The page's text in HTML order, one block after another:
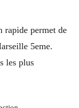
rapide permet de
5eme.
les plus